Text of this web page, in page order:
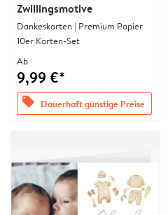
Zwillingsmotive
Dankeskarten | Premium Papier
10er Karten-Set
Ab
9,99 €*
offers Dauerhaft günstige Preise